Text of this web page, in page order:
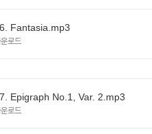
Fantasia.mp3
로드
Epigraph No.1, Var. 2.mp3
로드